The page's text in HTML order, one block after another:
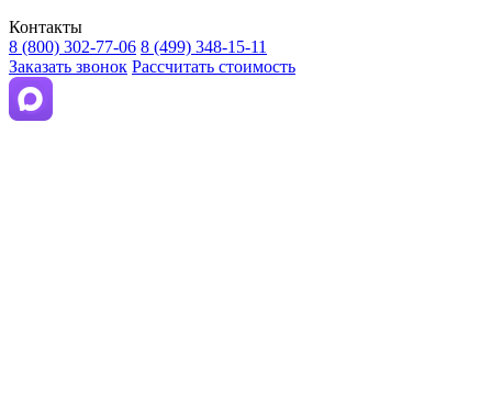
Контакты
8 (800) 302-77-06 8 (499) 348-15-11
Заказать звонок Рассчитать стоимость